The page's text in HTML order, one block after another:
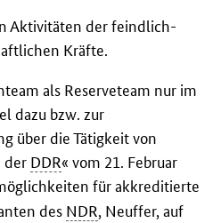
Aktivitäten der feindlich-
Kräfte.
als Reserveteam nur im
dazu bzw. zur
über die Tätigkeit von
der DDR« vom 21. Februar
für akkreditierte
des NDR, Neuffer, auf